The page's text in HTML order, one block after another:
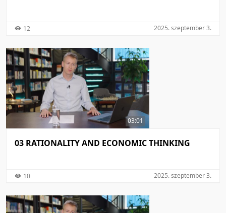
12 2025. szeptember 3.
03:01
03 RATIONALITY AND ECONOMIC THINKING
10 2025. szeptember 3.